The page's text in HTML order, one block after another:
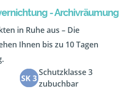
- Archivräumung
in Ruhe aus – Die
Ihnen bis zu 10 Tagen
Schutzklasse 3
zubuchbar